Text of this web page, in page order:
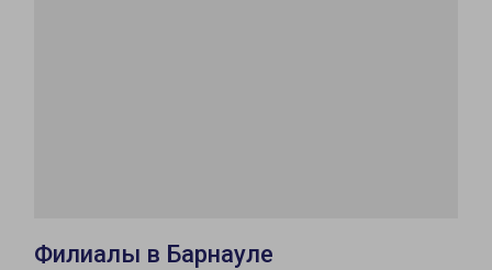
Филиалы в Барнауле